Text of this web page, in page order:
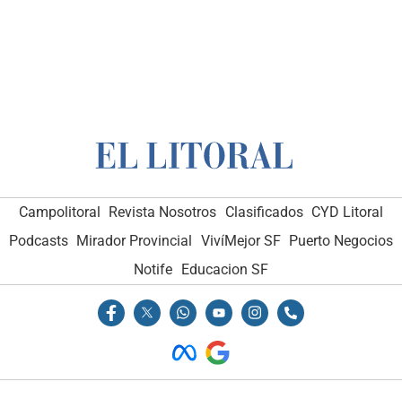
Campolitoral Revista Nosotros Clasificados CYD Litoral
Podcasts Mirador Provincial VivíMejor SF Puerto Negocios
Notife Educacion SF